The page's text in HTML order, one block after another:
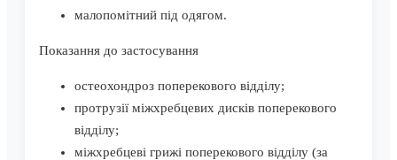
малопомітний під одягом.
Показання до застосування
остеохондроз поперекового відділу;
протрузії міжхребцевих дисків поперекового
відділу;
міжхребцеві грижі поперекового відділу (за